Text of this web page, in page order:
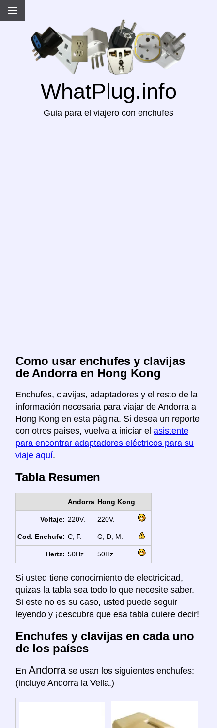
WhatPlug.info
Guia para el viajero con enchufes
Como usar enchufes y clavijas
de Andorra en Hong Kong
Enchufes, clavijas, adaptadores y el resto de la
información necesaria para viajar de Andorra a
Hong Kong en esta página. Si desea un reporte
con otros países, vuelva a iniciar el asistente
para encontrar adaptadores eléctricos para su
viaje aquí.
Tabla Resumen
Andorra Hong Kong
Voltaje: 220V. 220V.
Cod. Enchufe: C, F. G, D, M.
Hertz: 50Hz. 50Hz.
Si usted tiene conocimiento de electricidad,
quizas la tabla sea todo lo que necesite saber.
Si este no es su caso, usted puede seguir
leyendo y ¡descubra que esa tabla quiere decir!
Enchufes y clavijas en cada uno
de los países
En Andorra se usan los siguientes enchufes:
(incluye Andorra la Vella.)